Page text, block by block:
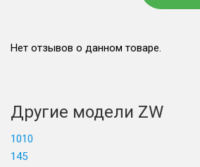
Нет отзывов о данном товаре.
Другие модели ZW
1010
145